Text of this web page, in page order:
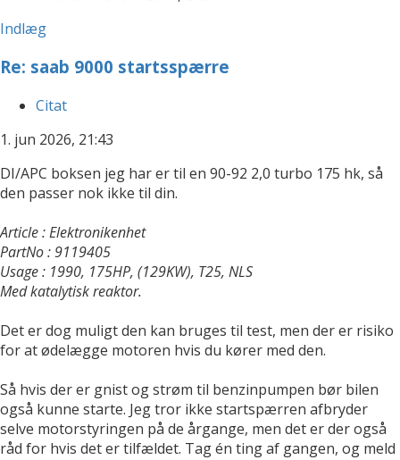
Indlæg
Re: saab 9000 startsspærre
Citat
1. jun 2026, 21:43
DI/APC boksen jeg har er til en 90-92 2,0 turbo 175 hk, så
den passer nok ikke til din.
Article : Elektronikenhet
PartNo : 9119405
Usage : 1990, 175HP, (129KW), T25, NLS
Med katalytisk reaktor.
Det er dog muligt den kan bruges til test, men der er risiko
for at ødelægge motoren hvis du kører med den.
Så hvis der er gnist og strøm til benzinpumpen bør bilen
også kunne starte. Jeg tror ikke startspærren afbryder
selve motorstyringen på de årgange, men det er der også
råd for hvis det er tilfældet. Tag én ting af gangen, og meld